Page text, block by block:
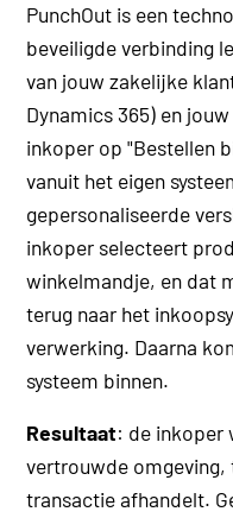
PunchOut is een
beveiligde verbinding
van jouw zakelijke
Dynamics 365) en
inkoper op "Bestellen
vanuit het eigen
gepersonaliseerde
inkoper selecteert
winkelmandje, en dat
terug naar het
verwerking. Daarna
systeem binnen.
Resultaat: de inkoper
vertrouwde
transactie afhandelt.